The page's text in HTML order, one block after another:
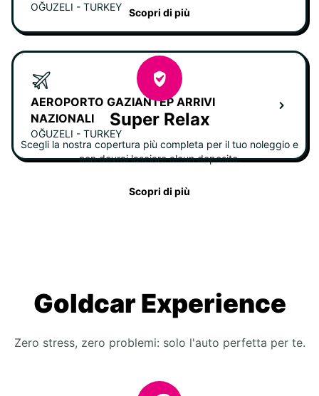
OĞUZELI - TURKEY
AEROPORTO GAZIANTEP ARRIVI
NAZIONALI
OĞUZELI - TURKEY
Scopri di più
Super Relax
Scegli la nostra copertura più completa per il tuo noleggio e
non dovrai lasciare alcun deposito.
Scopri di più
Goldcar Experience
Zero stress, zero problemi: solo l'auto perfetta per te.